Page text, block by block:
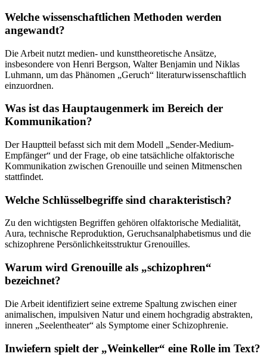
Welche wissenschaftlichen Methoden werden
angewandt?
Die Arbeit nutzt medien- und kunsttheoretische Ansätze,
insbesondere von Henri Bergson, Walter Benjamin und Niklas
Luhmann, um das Phänomen „Geruch“ literaturwissenschaftlich
einzuordnen.
Was ist das Hauptaugenmerk im Bereich der
Kommunikation?
Der Hauptteil befasst sich mit dem Modell „Sender-Medium-
Empfänger“ und der Frage, ob eine tatsächliche olfaktorische
Kommunikation zwischen Grenouille und seinen Mitmenschen
stattfindet.
Welche Schlüsselbegriffe sind charakteristisch?
Zu den wichtigsten Begriffen gehören olfaktorische Medialität,
Aura, technische Reproduktion, Geruchsanalphabetismus und die
schizophrene Persönlichkeitsstruktur Grenouilles.
Warum wird Grenouille als „schizophren“
bezeichnet?
Die Arbeit identifiziert seine extreme Spaltung zwischen einer
animalischen, impulsiven Natur und einem hochgradig abstrakten,
inneren „Seelentheater“ als Symptome einer Schizophrenie.
Inwiefern spielt der „Weinkeller“ eine Rolle im Text?